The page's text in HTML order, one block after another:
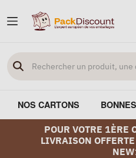
NOS CARTONS
POUR VOTRE 1ÈRE
LIVRAISON